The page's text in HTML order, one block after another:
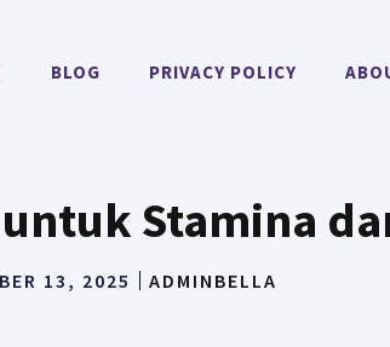
BLOG PRIVACY POLICY
Stamina
13, 2025 ADMINBELLA